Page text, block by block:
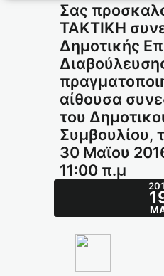
Σας
ΤΑΚΤΙΚΗ
Δημοτικής
αίθουσα
του
Συμβουλίου,
30 Μαϊου
11:00 π.μ